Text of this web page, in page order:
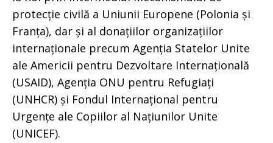
protecție civilă a Uniunii Europene (Polonia și
Franța), dar și al donațiilor organizațiilor
internaționale precum Agenția Statelor Unite
ale Americii pentru Dezvoltare Internațională
(USAID), Agenția ONU pentru Refugiați
(UNHCR) și Fondul Internațional pentru
Urgențe ale Copiilor al Națiunilor Unite
(UNICEF).